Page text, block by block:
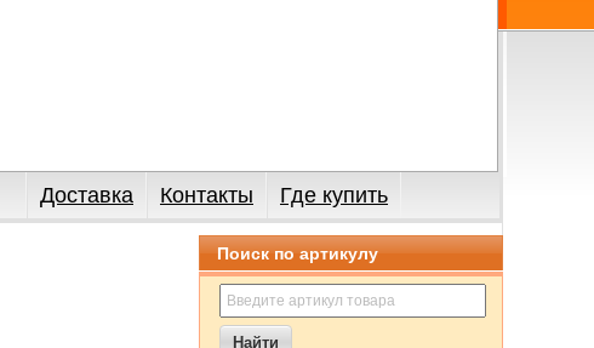
Доставка Контакты Где купить
Поиск по артикулу